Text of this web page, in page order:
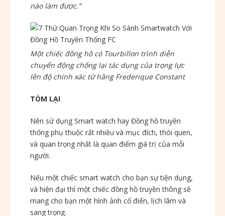
nào làm được.”
Một chiếc đồng hồ có Tourbillon trình diễn
chuyển động chống lại tác dụng của trọng lực
lên độ chính xác từ hãng Frederique Constant
TÓM LẠI
Nên sử dụng Smart watch hay Đồng hồ truyền
thống phụ thuộc rất nhiều và mục đích, thói quen,
và quan trọng nhất là quan điểm giá trị của mỗi
người.
Nếu một chiếc smart watch cho bạn sự tiện dụng,
và hiện đại thì một chiếc đồng hồ truyền thông sẽ
mang cho bạn một hình ảnh cổ điển, lịch lãm và
sang trọng.